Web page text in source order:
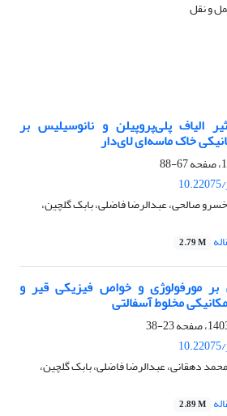
الیاف پلی‌پروپیلن و نانوسیلیس بر
خاک ماسه‌ای لای‌دار
67-88
صالحی، عبدالرضا فاضلی، بابک گلچین،
2.79 M
بر مورفولوژی و خواص فیزیکی قیر و
مخلوط آسفالتی
23-38
دهقانی، عبدالرضا فاضلی، بابک گلچین،
2.89 M